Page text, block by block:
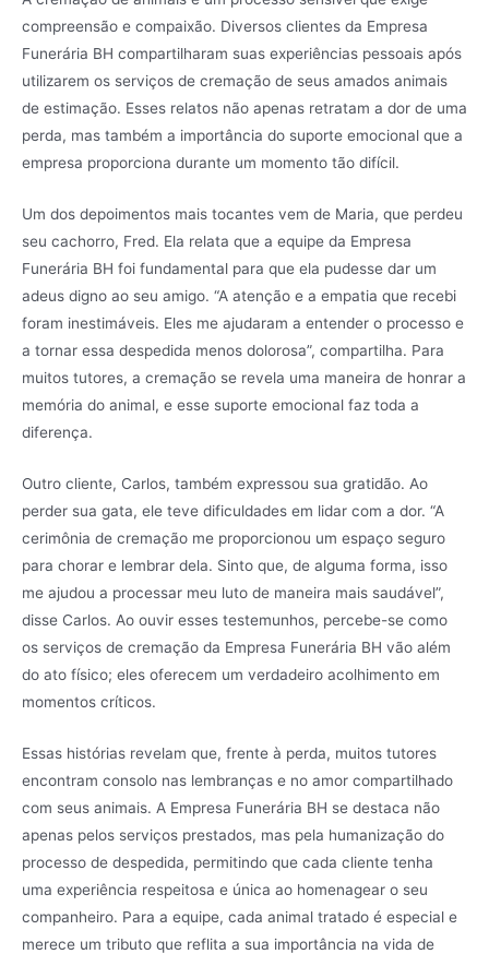
compreensão e compaixão. Diversos clientes da Empresa
Funerária BH compartilharam suas experiências pessoais após
utilizarem os serviços de cremação de seus amados animais
de estimação. Esses relatos não apenas retratam a dor de uma
perda, mas também a importância do suporte emocional que a
empresa proporciona durante um momento tão difícil.
Um dos depoimentos mais tocantes vem de Maria, que perdeu
seu cachorro, Fred. Ela relata que a equipe da Empresa
Funerária BH foi fundamental para que ela pudesse dar um
adeus digno ao seu amigo. “A atenção e a empatia que recebi
foram inestimáveis. Eles me ajudaram a entender o processo e
a tornar essa despedida menos dolorosa”, compartilha. Para
muitos tutores, a cremação se revela uma maneira de honrar a
memória do animal, e esse suporte emocional faz toda a
diferença.
Outro cliente, Carlos, também expressou sua gratidão. Ao
perder sua gata, ele teve dificuldades em lidar com a dor. “A
cerimônia de cremação me proporcionou um espaço seguro
para chorar e lembrar dela. Sinto que, de alguma forma, isso
me ajudou a processar meu luto de maneira mais saudável”,
disse Carlos. Ao ouvir esses testemunhos, percebe-se como
os serviços de cremação da Empresa Funerária BH vão além
do ato físico; eles oferecem um verdadeiro acolhimento em
momentos críticos.
Essas histórias revelam que, frente à perda, muitos tutores
encontram consolo nas lembranças e no amor compartilhado
com seus animais. A Empresa Funerária BH se destaca não
apenas pelos serviços prestados, mas pela humanização do
processo de despedida, permitindo que cada cliente tenha
uma experiência respeitosa e única ao homenagear o seu
companheiro. Para a equipe, cada animal tratado é especial e
merece um tributo que reflita a sua importância na vida de